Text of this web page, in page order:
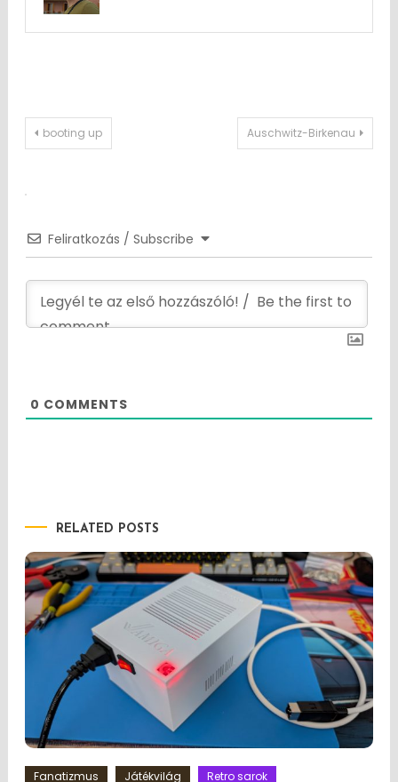
Post
booting up Auschwitz-Birkenau
Feliratkozás / Subscribe
0 COMMENTS
RELATED POSTS
Fanatizmus Játékvilág Retro sarok